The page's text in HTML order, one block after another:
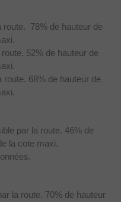
route. 78% de hauteur de
52% de hauteur de
route. 68% de hauteur de
par la route. 46% de
la cote maxi.
la route. 70% de hauteur